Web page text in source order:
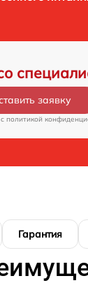
заявку
политикой
Гарантия